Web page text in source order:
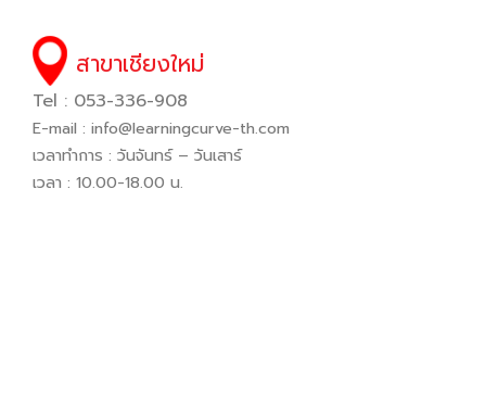
สาขาเชียงใหม่
Tel : 053-336-908
E-mail : info@learningcurve-th.com
เวลาทำการ : วันจันทร์ – วันเสาร์
เวลา : 10.00-18.00 น.